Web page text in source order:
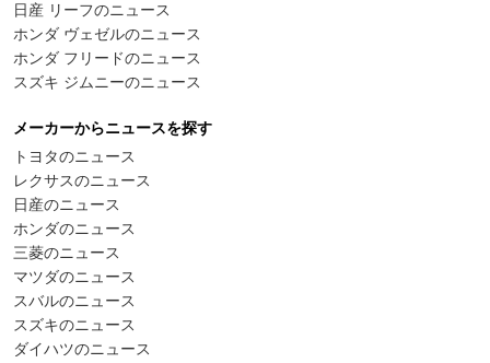
日産 リーフのニュース
ホンダ ヴェゼルのニュース
ホンダ フリードのニュース
スズキ ジムニーのニュース
メーカーからニュースを探す
トヨタのニュース
レクサスのニュース
日産のニュース
ホンダのニュース
三菱のニュース
マツダのニュース
スバルのニュース
スズキのニュース
ダイハツのニュース